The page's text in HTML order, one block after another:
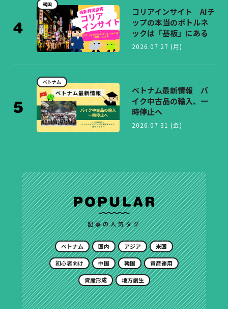
韓国
コリアインサイト AIチ
ップの本当のボトルネ
ックは「基板」にある
2026.07.27 (月)
ベトナム
ベトナム最新情報 バ
イク中古品の輸入、一
時停止へ
2026.07.31 (金)
記事の人気タグ
ベトナム 国内 アジア 米国
初心者向け 中国 韓国 資産運用
資産形成 地方創生